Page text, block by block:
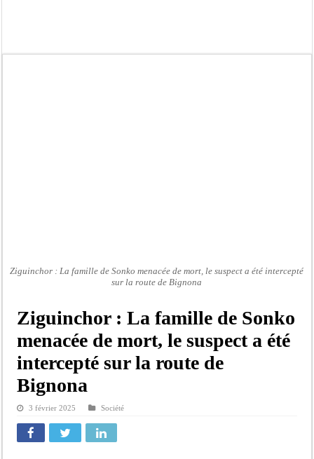
Ziguinchor : La famille de Sonko menacée de mort, le suspect a été intercepté
sur la route de Bignona
Ziguinchor : La famille de Sonko
menacée de mort, le suspect a été
intercepté sur la route de
Bignona
3 février 2025 Société